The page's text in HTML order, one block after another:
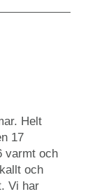
Helt
17
varmt och
och
Vi har